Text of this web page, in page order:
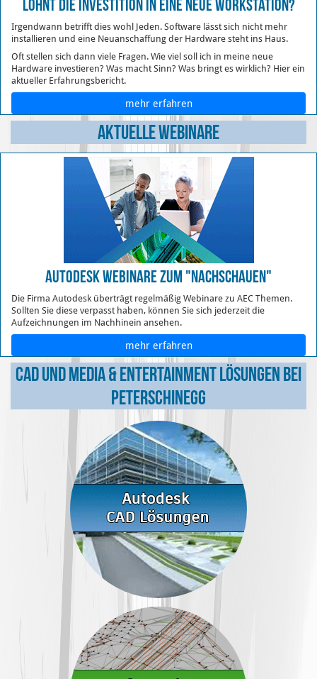
Lohnt die Investition in eine neue Workstation?
Irgendwann betrifft dies wohl Jeden. Software lässt sich nicht mehr
installieren und eine Neuanschaffung der Hardware steht ins Haus.
Oft stellen sich dann viele Fragen. Wie viel soll ich in meine neue
Hardware investieren? Was macht Sinn? Was bringt es wirklich? Hier ein
aktueller Erfahrungsbericht.
mehr erfahren
Aktuelle Webinare
Autodesk Webinare zum "Nachschauen"
Die Firma Autodesk überträgt regelmäßig Webinare zu AEC Themen.
Sollten Sie diese verpasst haben, können Sie sich jederzeit die
Aufzeichnungen im Nachhinein ansehen.
mehr erfahren
CAD und Media & Entertainment Lösungen bei
Peterschinegg